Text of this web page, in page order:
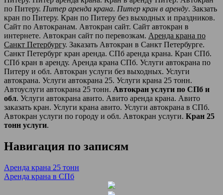
по Питеру. Питер аренда крана. Питер кран в аренду. Закзать
кран по Питеру. Кран по Питеру без выходных и праздников.
Сайт по Автокранам. Автокран сайт. Сайт автокран в
интернете. Автокран сайт по перевозкам. Аренда крана по
Санкт Петербургу. Заказать Автокран в Санкт Петербурге.
Санкт Петербург кран аренда. СПб аренда крана. Кран СПб.
СПб кран в аренду. Аренда крана СПб. Услуги автокрана по
Питеру и обл. Автокран услуги без выходных. Услуги
автокрана. Услуги автокрана 25. Услуги крана 25 тонн.
Автоуслуги автокрана 25 тонн. Автокран услуги по СПб и
обл. Услуги автокрана авито. Авито аренда крана. Авито
заказать кран. Услуги крана авито. Услуги автокрана в СПб.
Автокран услуги по городу и обл. Автокран услуги. Кран 25
тонн услуги.
Навигация по записям
Аренда крана 25 тонн
Аренда крана в СПб